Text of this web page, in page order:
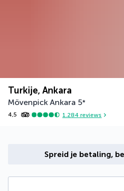
Turkije, Ankara
Mövenpick Ankara 5*
4,5 1.284 reviews
Spreid je betaling,